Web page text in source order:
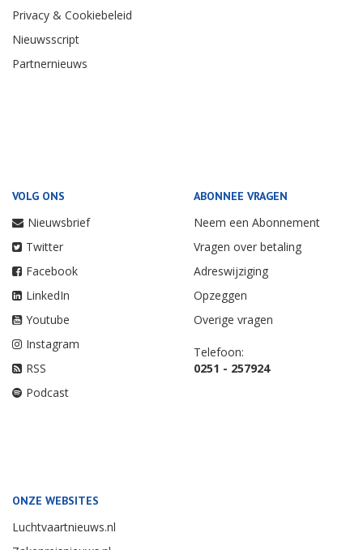
Privacy & Cookiebeleid
Nieuwsscript
Partnernieuws
VOLG ONS
Nieuwsbrief
Twitter
Facebook
LinkedIn
Youtube
Instagram
RSS
Podcast
ABONNEE VRAGEN
Neem een Abonnement
Vragen over betaling
Adreswijziging
Opzeggen
Overige vragen
Telefoon:
0251 - 257924
ONZE WEBSITES
Luchtvaartnieuws.nl